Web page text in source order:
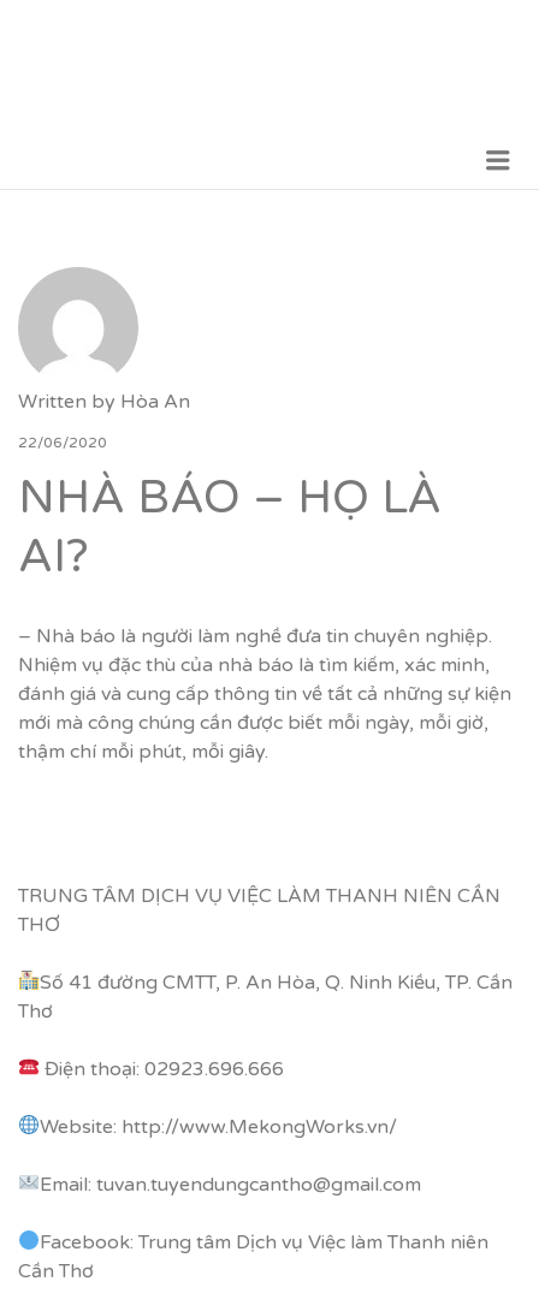
Written by Hòa An
22/06/2020
NHÀ BÁO – HỌ LÀ
AI?
– Nhà báo là người làm nghề đưa tin chuyên nghiệp.
Nhiệm vụ đặc thù của nhà báo là tìm kiếm, xác minh,
đánh giá và cung cấp thông tin về tất cả những sự kiện
mới mà công chúng cần được biết mỗi ngày, mỗi giờ,
thậm chí mỗi phút, mỗi giây.
TRUNG TÂM DỊCH VỤ VIỆC LÀM THANH NIÊN CẦN
THƠ
Số 41 đường CMTT, P. An Hòa, Q. Ninh Kiều, TP. Cần
Thơ
Điện thoại: 02923.696.666
Website: http://www.MekongWorks.vn/
Email: tuvan.tuyendungcantho@gmail.com
Facebook: Trung tâm Dịch vụ Việc làm Thanh niên
Cần Thơ